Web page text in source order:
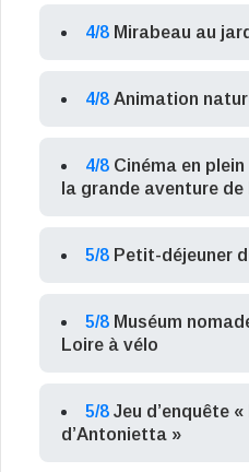
4/8 Mirabeau au
4/8 Animation
4/8 Cinéma en
la grande aventure de
5/8 Petit-déjeuner
5/8 Muséum
Loire à vélo
5/8 Jeu d’enquête
d’Antonietta »